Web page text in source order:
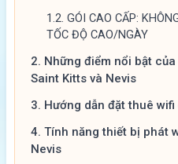
1.2. GÓI CAO CẤP:
TỐC ĐỘ CAO/NGÀY
2. Những điểm nổi bật
Saint Kitts và Nevis
3. Hướng dẫn đặt thuê
4. Tính năng thiết bị phát
Nevis